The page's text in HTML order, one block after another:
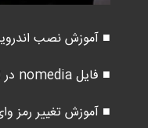
■ آموزش نصب اندروید 6 روی گلکسی
■ فایل nomedia در اندروید چیه ؟
■ آموزش تغییر رمز